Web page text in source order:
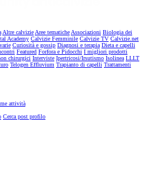
Altre calvizieAree tematicheAssociazioni Biologia dei
Academy Calvizie Femminile Calvizie TV Calvizie.net
Curiosità e gossip Diagnosi e terapia Dieta e capelli
Featured Forfora e Pidocchi I migliori prodotti
chirurgici Interviste Ipertricosi/Irsutismo Isolinea LLLT
Telogen Effluvium Trapianto di capelli Trattamenti
attività
Cerca post profilo